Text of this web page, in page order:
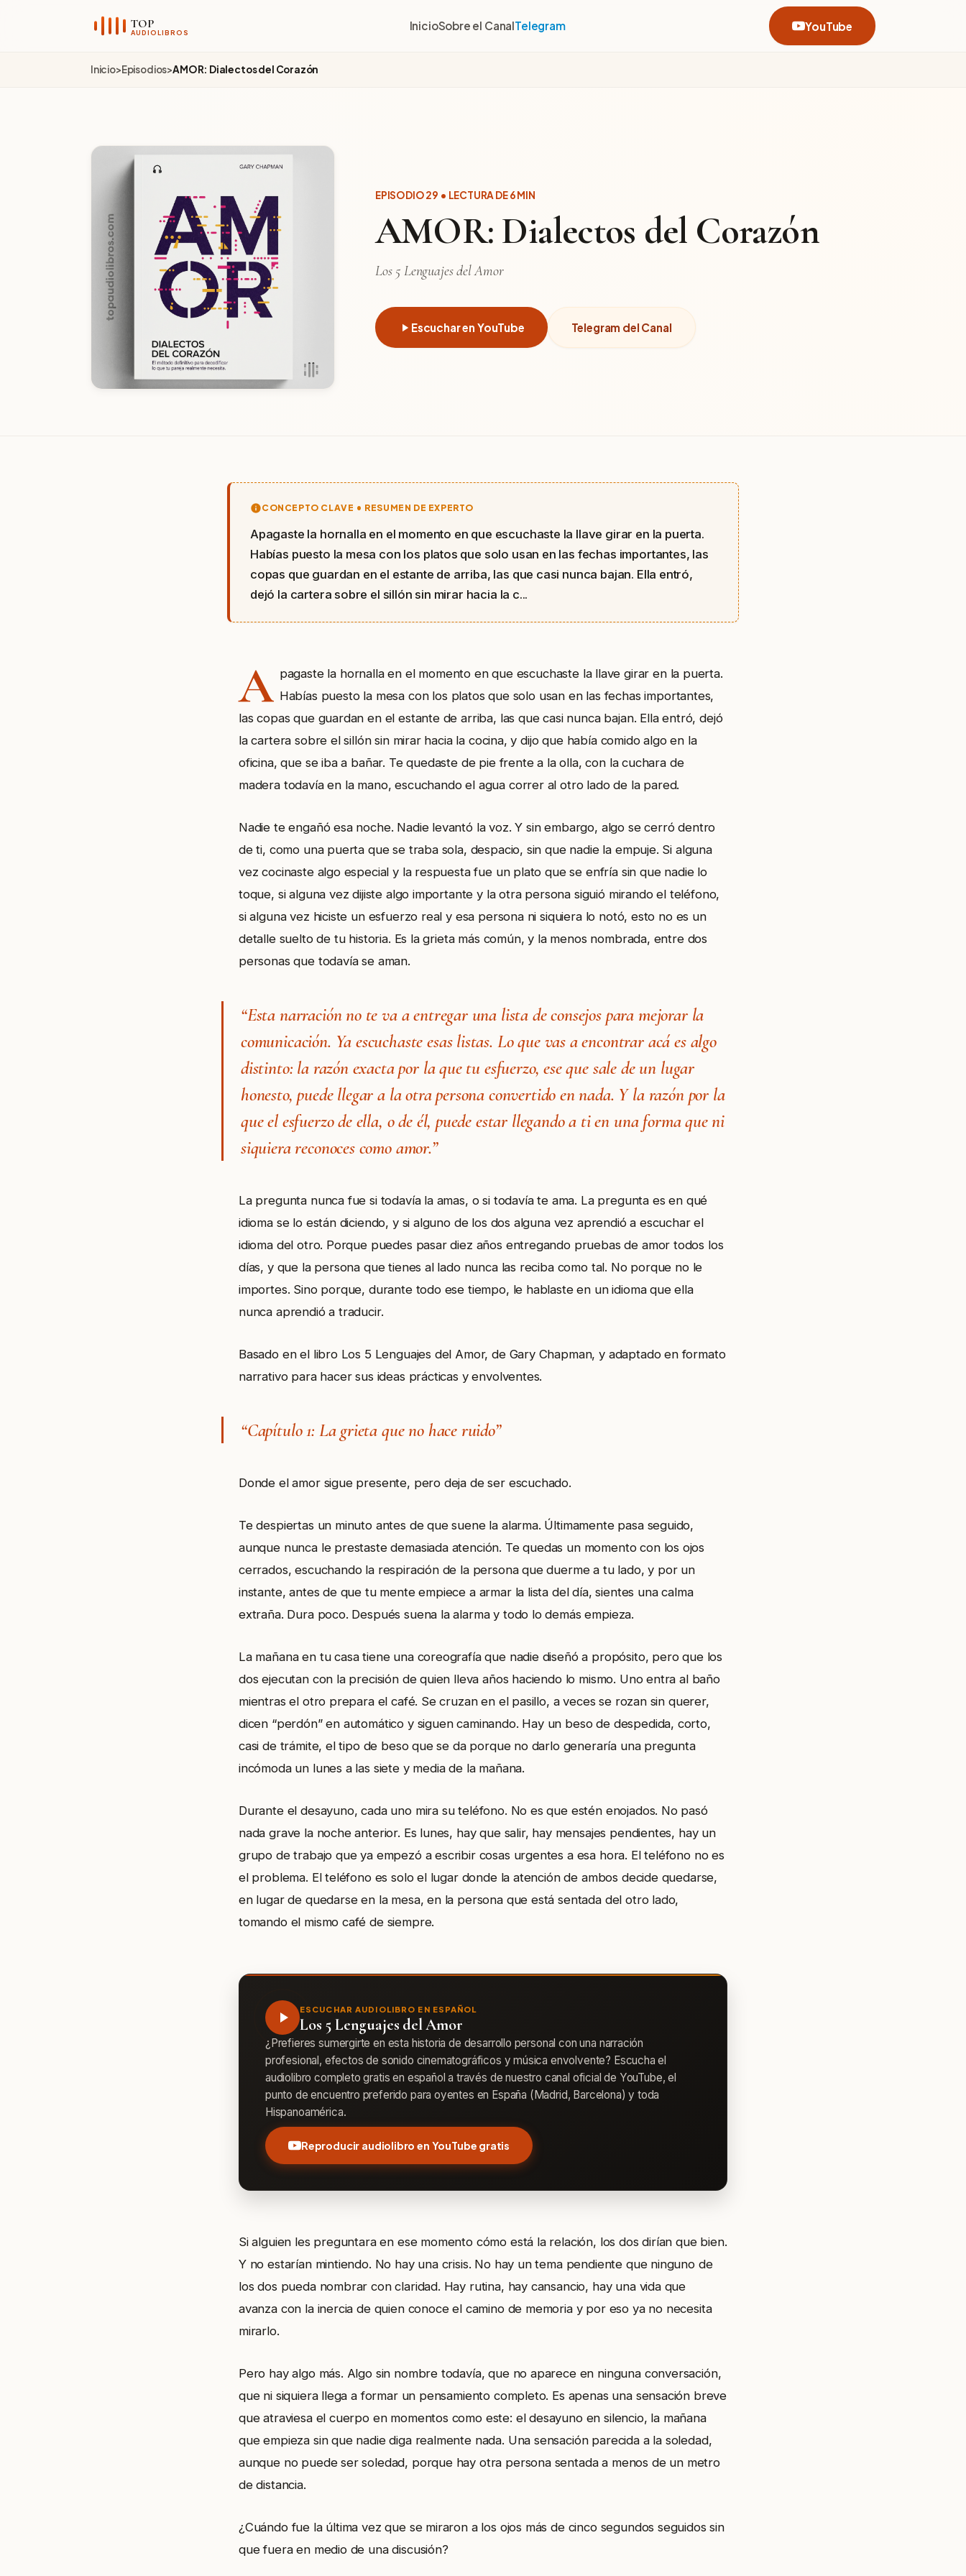
TOP
AUDIOLIBROS
InicioSobre el CanalTelegram YouTube
Inicio>Episodios>AMOR: Dialectos del Corazón
EPISODIO 29 • LECTURA DE 6 MIN
AMOR: Dialectos del Corazón
Los 5 Lenguajes del Amor
Escuchar en YouTube Telegram del Canal
CONCEPTO CLAVE • RESUMEN DE EXPERTO
Apagaste la hornalla en el momento en que escuchaste la llave girar en la puerta.
Habías puesto la mesa con los platos que solo usan en las fechas importantes, las
copas que guardan en el estante de arriba, las que casi nunca bajan. Ella entró,
dejó la cartera sobre el sillón sin mirar hacia la c...
A pagaste la hornalla en el momento en que escuchaste la llave girar en la puerta.
Habías puesto la mesa con los platos que solo usan en las fechas importantes,
las copas que guardan en el estante de arriba, las que casi nunca bajan. Ella entró, dejó
la cartera sobre el sillón sin mirar hacia la cocina, y dijo que había comido algo en la
oficina, que se iba a bañar. Te quedaste de pie frente a la olla, con la cuchara de
madera todavía en la mano, escuchando el agua correr al otro lado de la pared.
Nadie te engañó esa noche. Nadie levantó la voz. Y sin embargo, algo se cerró dentro
de ti, como una puerta que se traba sola, despacio, sin que nadie la empuje. Si alguna
vez cocinaste algo especial y la respuesta fue un plato que se enfría sin que nadie lo
toque, si alguna vez dijiste algo importante y la otra persona siguió mirando el teléfono,
si alguna vez hiciste un esfuerzo real y esa persona ni siquiera lo notó, esto no es un
detalle suelto de tu historia. Es la grieta más común, y la menos nombrada, entre dos
personas que todavía se aman.
“Esta narración no te va a entregar una lista de consejos para mejorar la
comunicación. Ya escuchaste esas listas. Lo que vas a encontrar acá es algo
distinto: la razón exacta por la que tu esfuerzo, ese que sale de un lugar
honesto, puede llegar a la otra persona convertido en nada. Y la razón por la
que el esfuerzo de ella, o de él, puede estar llegando a ti en una forma que ni
siquiera reconoces como amor.”
La pregunta nunca fue si todavía la amas, o si todavía te ama. La pregunta es en qué
idioma se lo están diciendo, y si alguno de los dos alguna vez aprendió a escuchar el
idioma del otro. Porque puedes pasar diez años entregando pruebas de amor todos los
días, y que la persona que tienes al lado nunca las reciba como tal. No porque no le
importes. Sino porque, durante todo ese tiempo, le hablaste en un idioma que ella
nunca aprendió a traducir.
Basado en el libro Los 5 Lenguajes del Amor, de Gary Chapman, y adaptado en formato
narrativo para hacer sus ideas prácticas y envolventes.
“Capítulo 1: La grieta que no hace ruido”
Donde el amor sigue presente, pero deja de ser escuchado.
Te despiertas un minuto antes de que suene la alarma. Últimamente pasa seguido,
aunque nunca le prestaste demasiada atención. Te quedas un momento con los ojos
cerrados, escuchando la respiración de la persona que duerme a tu lado, y por un
instante, antes de que tu mente empiece a armar la lista del día, sientes una calma
extraña. Dura poco. Después suena la alarma y todo lo demás empieza.
La mañana en tu casa tiene una coreografía que nadie diseñó a propósito, pero que los
dos ejecutan con la precisión de quien lleva años haciendo lo mismo. Uno entra al baño
mientras el otro prepara el café. Se cruzan en el pasillo, a veces se rozan sin querer,
dicen “perdón” en automático y siguen caminando. Hay un beso de despedida, corto,
casi de trámite, el tipo de beso que se da porque no darlo generaría una pregunta
incómoda un lunes a las siete y media de la mañana.
Durante el desayuno, cada uno mira su teléfono. No es que estén enojados. No pasó
nada grave la noche anterior. Es lunes, hay que salir, hay mensajes pendientes, hay un
grupo de trabajo que ya empezó a escribir cosas urgentes a esa hora. El teléfono no es
el problema. El teléfono es solo el lugar donde la atención de ambos decide quedarse,
en lugar de quedarse en la mesa, en la persona que está sentada del otro lado,
tomando el mismo café de siempre.
ESCUCHAR AUDIOLIBRO EN ESPAÑOL
Los 5 Lenguajes del Amor
¿Prefieres sumergirte en esta historia de desarrollo personal con una narración
profesional, efectos de sonido cinematográficos y música envolvente? Escucha el
audiolibro completo gratis en español a través de nuestro canal oficial de YouTube, el
punto de encuentro preferido para oyentes en España (Madrid, Barcelona) y toda
Hispanoamérica.
Reproducir audiolibro en YouTube gratis
Si alguien les preguntara en ese momento cómo está la relación, los dos dirían que bien.
Y no estarían mintiendo. No hay una crisis. No hay un tema pendiente que ninguno de
los dos pueda nombrar con claridad. Hay rutina, hay cansancio, hay una vida que
avanza con la inercia de quien conoce el camino de memoria y por eso ya no necesita
mirarlo.
Pero hay algo más. Algo sin nombre todavía, que no aparece en ninguna conversación,
que ni siquiera llega a formar un pensamiento completo. Es apenas una sensación breve
que atraviesa el cuerpo en momentos como este: el desayuno en silencio, la mañana
que empieza sin que nadie diga realmente nada. Una sensación parecida a la soledad,
aunque no puede ser soledad, porque hay otra persona sentada a menos de un metro
de distancia.
¿Cuándo fue la última vez que se miraron a los ojos más de cinco segundos seguidos sin
que fuera en medio de una discusión?